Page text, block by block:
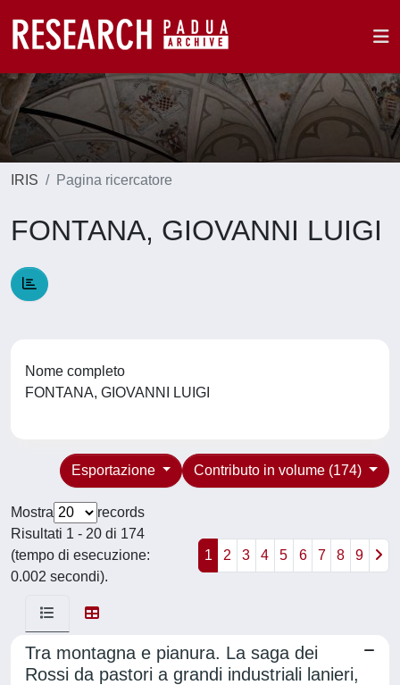
IRIS Pagina ricercatore
FONTANA, GIOVANNI LUIGI
Nome completo
FONTANA, GIOVANNI LUIGI
Contributo in volume (174)
Esportazione
Mostra
records
Risultati 1 - 20 di 174
(tempo di esecuzione:
0.002 secondi).
1 2 3 4 5 6 7 8 9
Tra montagna e pianura. La saga dei
Rossi da pastori a grandi industriali lanieri,